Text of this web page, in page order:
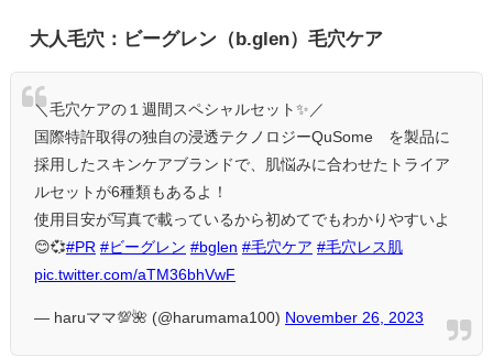
大人毛穴：ビーグレン（b.glen）毛穴ケア
＼毛穴ケアの１週間スペシャルセット✨／
国際特許取得の独自の浸透テクノロジーQuSome®を製品に
採用したスキンケアブランドで、肌悩みに合わせたトライア
ルセットが6種類もあるよ！
使用目安が写真で載っているから初めてでもわかりやすいよ
😊💞#PR #ビーグレン #bglen #毛穴ケア #毛穴レス肌
pic.twitter.com/aTM36bhVwF
— haruママ💯🌺 (@harumama100) November 26, 2023